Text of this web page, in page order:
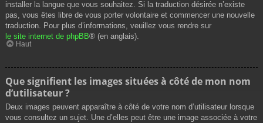
installer la langue que vous souhaitez. Si la traduction désirée n’existe
pas, vous êtes libre de vous porter volontaire et commencer une nouvelle
traduction. Pour plus d’informations, veuillez vous rendre sur
le site internet de phpBB® (en anglais).
Haut
Que signifient les images situées à côté de mon nom
d’utilisateur ?
Deux images peuvent apparaître à côté de votre nom d’utilisateur lorsque
vous consultez un sujet. Une d’elles peut être une image associée à votre